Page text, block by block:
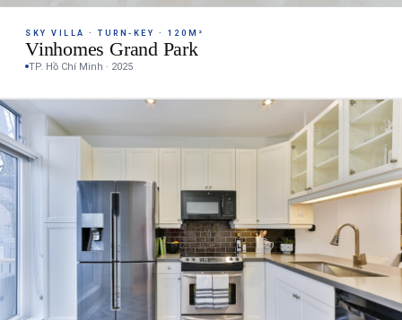
SKY VILLA · TURN-KEY · 120M²
Vinhomes Grand Park
TP. Hồ Chí Minh · 2025